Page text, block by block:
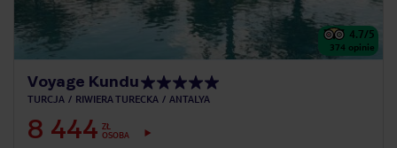
4.7/5
374 opinie
Voyage Kundu
TURCJA RIWIERA TURECKA ANTALYA
8 444 ZŁ
OSOBA